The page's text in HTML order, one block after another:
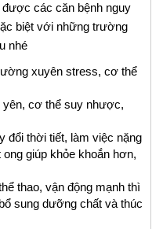
được các căn bệnh nguy
biệt với những trường
nhé
xuyên stress, cơ thể
yên, cơ thể suy nhược,
đổi thời tiết, làm việc nặng
giúp khỏe khoắn hơn,
thao, vận động mạnh thì
sung dưỡng chất và thúc